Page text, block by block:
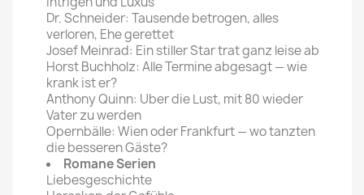
Dr. Schneider: Tausende betrogen, alles
verloren, Ehe gerettet
Josef Meinrad: Ein stiller Star trat ganz leise ab
Horst Buchholz: Alle Termine abgesagt — wie
krank ist er?
Anthony Quinn: Uber die Lust, mit 80 wieder
Vater zu werden
Opernbälle: Wien oder Frankfurt — wo tanzten
die besseren Gäste?
Romane Serien
Liebesgeschichte